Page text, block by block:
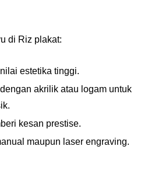
di Riz plakat:
estetika tinggi.
akrilik atau logam untuk
kesan prestise.
maupun laser engraving.